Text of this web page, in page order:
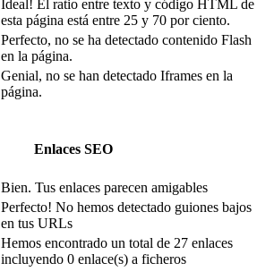
Ideal! El ratio entre texto y código HTML de
esta página está entre 25 y 70 por ciento.
Perfecto, no se ha detectado contenido Flash
en la página.
Genial, no se han detectado Iframes en la
página.
Enlaces SEO
Bien. Tus enlaces parecen amigables
Perfecto! No hemos detectado guiones bajos
en tus URLs
Hemos encontrado un total de 27 enlaces
incluyendo 0 enlace(s) a ficheros